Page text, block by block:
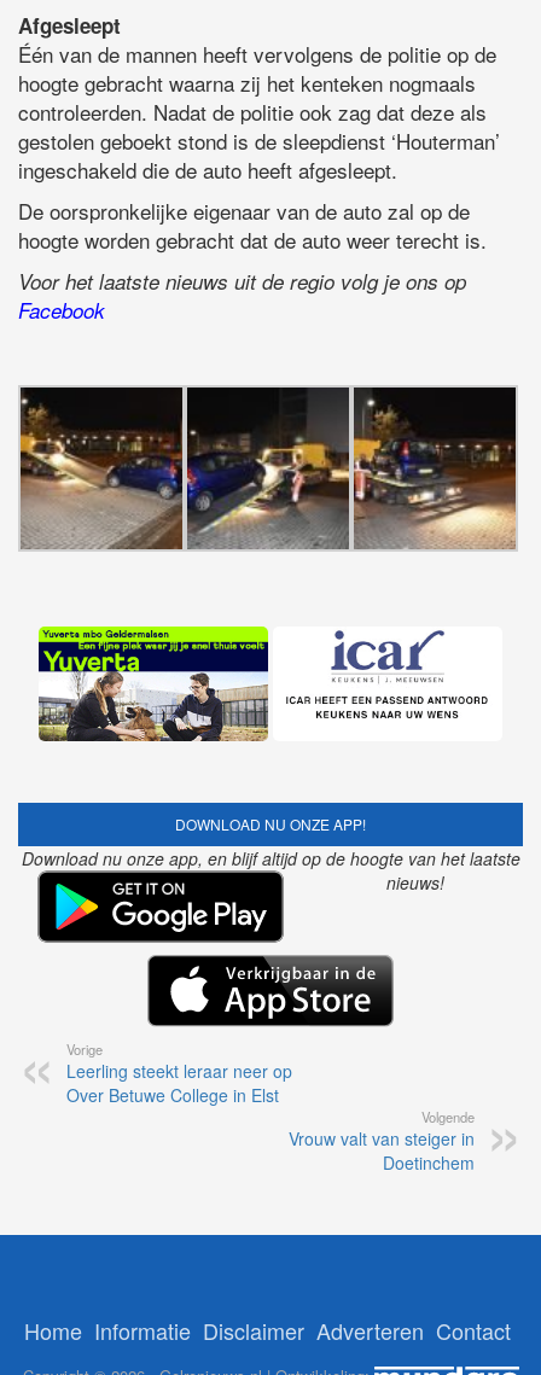
Afgesleept
Één van de mannen heeft vervolgens de politie op de
hoogte gebracht waarna zij het kenteken nogmaals
controleerden. Nadat de politie ook zag dat deze als
gestolen geboekt stond is de sleepdienst ‘Houterman’
ingeschakeld die de auto heeft afgesleept.
De oorspronkelijke eigenaar van de auto zal op de
hoogte worden gebracht dat de auto weer terecht is.
Voor het laatste nieuws uit de regio volg je ons op
Facebook
DOWNLOAD NU ONZE APP!
Download nu onze app, en blijf altijd op de hoogte van het laatste
nieuws!
Vorige
Leerling steekt leraar neer op
Over Betuwe College in Elst
Volgende
Vrouw valt van steiger in
Doetinchem
Home Informatie Disclaimer Adverteren Contact